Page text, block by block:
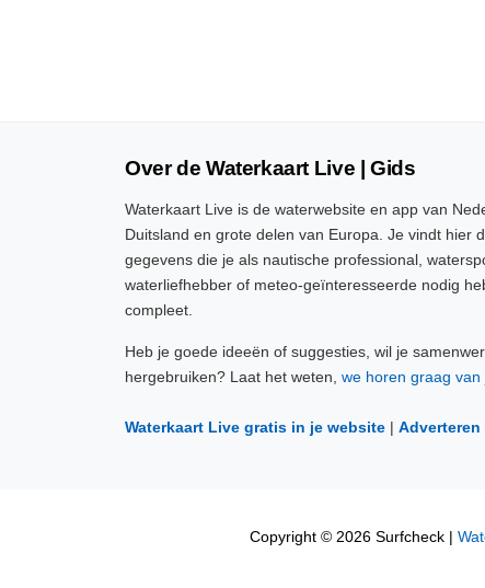
Over de Waterkaart Live | Gids
Waterkaart Live is de waterwebsite en app van
Duitsland en grote delen van Europa. Je vindt hier
gegevens die je als nautische professional,
waterliefhebber of meteo-geïnteresseerde nodig
compleet.
Heb je goede ideeën of suggesties, wil je
hergebruiken? Laat het weten, we horen graag van
Waterkaart Live gratis in je website | Adverteren
Copyright © 2026 Surfcheck |